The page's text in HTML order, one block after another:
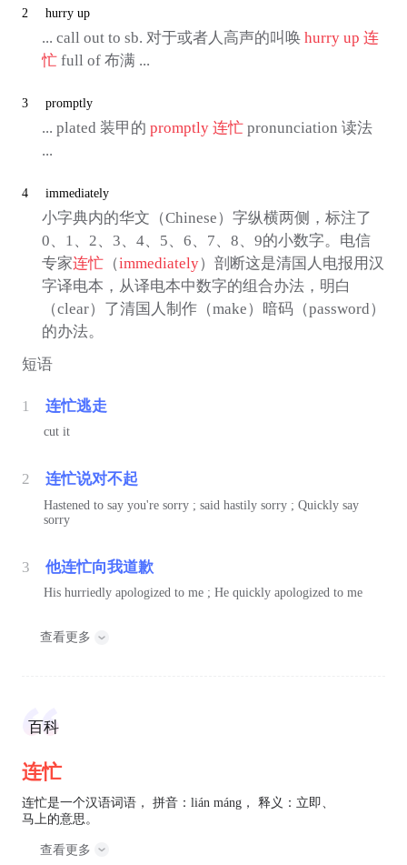
2 hurry up
... call out to sb. 对于或者人高声的叫唤 hurry up 连
忙full of 布满 ...
3 promptly
... plated 装甲的 promptly 连忙pronunciation 读法
...
4 immediately
小字典内的华文（Chinese）字纵横两侧，标注了
0、1、2、3、4、5、6、7、8、9的小数字。电信
专家连忙（immediately）剖断这是清国人电报用汉
字译电本，从译电本中数字的组合办法，明白
（clear）了清国人制作（make）暗码（password）
的办法。
短语
1 连忙逃走
cut it
2 连忙说对不起
Hastened to say you're sorry ; said hastily sorry ; Quickly say
sorry
3 他连忙向我道歉
His hurriedly apologized to me ; He quickly apologized to me
查看更多
百科
连忙
连忙是一个汉语词语， 拼音：lián máng， 释义：立即、
马上的意思。
查看更多